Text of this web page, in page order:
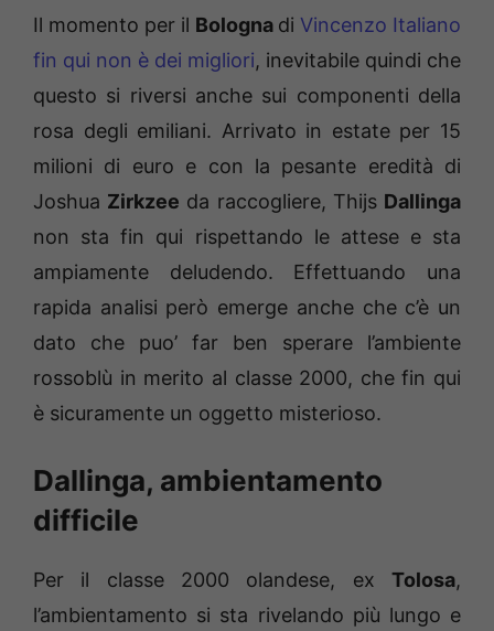
Il momento per il Bologna di Vincenzo Italiano
fin qui non è dei migliori, inevitabile quindi che
questo si riversi anche sui componenti della
rosa degli emiliani. Arrivato in estate per 15
milioni di euro e con la pesante eredità di
Joshua Zirkzee da raccogliere, Thijs Dallinga
non sta fin qui rispettando le attese e sta
ampiamente deludendo. Effettuando una
rapida analisi però emerge anche che c’è un
dato che puo’ far ben sperare l’ambiente
rossoblù in merito al classe 2000, che fin qui
è sicuramente un oggetto misterioso.
Dallinga, ambientamento
difficile
Per il classe 2000 olandese, ex Tolosa,
l’ambientamento si sta rivelando più lungo e